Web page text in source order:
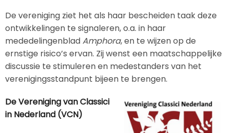
De vereniging ziet het als haar bescheiden taak deze
ontwikkelingen te signaleren, o.a. in haar
mededelingenbladAmphora, en te wijzen op de
ernstige risico’s ervan. Zij wenst een maatschappelijke
discussie te stimuleren en medestanders van het
verenigingsstandpunt bijeen te brengen.
De Vereniging van Classici
in Nederland (VCN)